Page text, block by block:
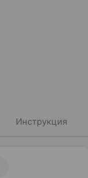
Инструкция